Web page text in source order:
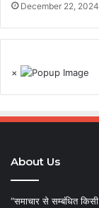
December 22, 2024
×
About Us
“समाचार से सम्बंधित